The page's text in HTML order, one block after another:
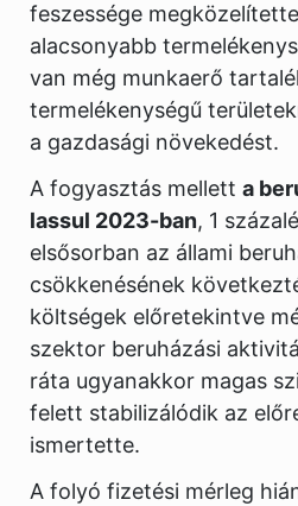
feszessége
alacsonyabb
van még munkaerő
termelékenységű
a gazdasági növekedést.
A fogyasztás mellett a
lassul 2023-ban, 1
elsősorban az állami
csökkenésének
költségek előretekintve
szektor beruházási
ráta ugyanakkor magas
felett stabilizálódik az
ismertette.
A folyó fizetési mérleg